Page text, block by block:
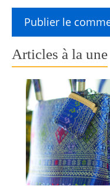
Articles à la une